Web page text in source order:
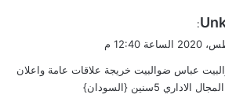
:
عباس ضوالبيت خريجة علاقات عامة واعلان
5سنين {السودان}